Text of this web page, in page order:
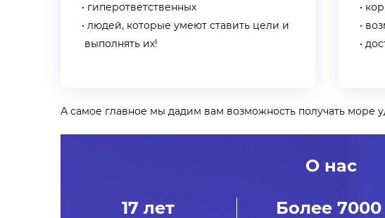
гиперответственных
людей, которые умеют ставить цели и
выполнять их!
А самое главное мы дадим вам возможность получать море
О нас
17 лет Более 7000